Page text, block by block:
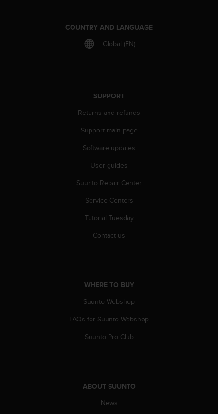
COUNTRY AND LANGUAGE
Global (EN)
SUPPORT
Returns and refunds
Support main page
Software updates
User guides
Suunto Repair Center
Service Centers
Tutorial Tuesday
Contact us
WHERE TO BUY
Suunto Webshop
FAQs for Suunto Webshop
Suunto Pro Club
ABOUT SUUNTO
News